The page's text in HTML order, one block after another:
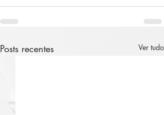
Posts recentes Ver tudo